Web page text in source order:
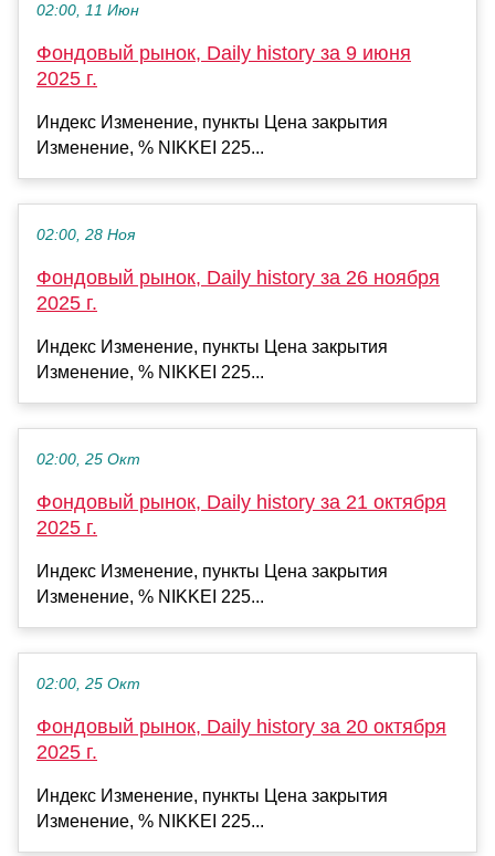
02:00, 11 Июн
Фондовый рынок, Daily history за 9 июня
2025 г.
Индекс Изменение, пункты Цена закрытия
Изменение, % NIKKEI 225...
02:00, 28 Ноя
Фондовый рынок, Daily history за 26 ноября
2025 г.
Индекс Изменение, пункты Цена закрытия
Изменение, % NIKKEI 225...
02:00, 25 Окт
Фондовый рынок, Daily history за 21 октября
2025 г.
Индекс Изменение, пункты Цена закрытия
Изменение, % NIKKEI 225...
02:00, 25 Окт
Фондовый рынок, Daily history за 20 октября
2025 г.
Индекс Изменение, пункты Цена закрытия
Изменение, % NIKKEI 225...